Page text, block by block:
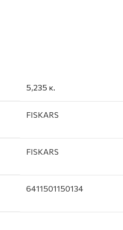
5,235 κ.
FISKARS
FISKARS
6411501150134